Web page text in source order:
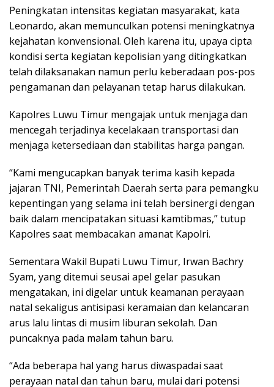
Peningkatan intensitas kegiatan masyarakat, kata
Leonardo, akan memunculkan potensi meningkatnya
kejahatan konvensional. Oleh karena itu, upaya cipta
kondisi serta kegiatan kepolisian yang ditingkatkan
telah dilaksanakan namun perlu keberadaan pos-pos
pengamanan dan pelayanan tetap harus dilakukan.
Kapolres Luwu Timur mengajak untuk menjaga dan
mencegah terjadinya kecelakaan transportasi dan
menjaga ketersediaan dan stabilitas harga pangan.
“Kami mengucapkan banyak terima kasih kepada
jajaran TNI, Pemerintah Daerah serta para pemangku
kepentingan yang selama ini telah bersinergi dengan
baik dalam mencipatakan situasi kamtibmas,” tutup
Kapolres saat membacakan amanat Kapolri.
Sementara Wakil Bupati Luwu Timur, Irwan Bachry
Syam, yang ditemui seusai apel gelar pasukan
mengatakan, ini digelar untuk keamanan perayaan
natal sekaligus antisipasi keramaian dan kelancaran
arus lalu lintas di musim liburan sekolah. Dan
puncaknya pada malam tahun baru.
“Ada beberapa hal yang harus diwaspadai saat
perayaan natal dan tahun baru, mulai dari potensi